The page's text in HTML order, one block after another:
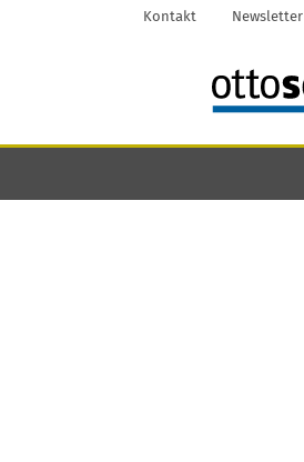
Kontakt Newsletter